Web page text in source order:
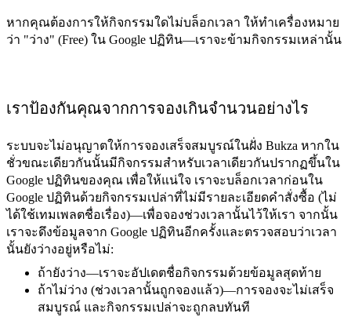
หากคุณต้องการให้กิจกรรมใดไม่บล็อกเวลา ให้ทำเครื่องหมาย
ว่า "ว่าง" (Free) ใน Google ปฏิทิน—เราจะข้ามกิจกรรมเหล่านั้น
เราป้องกันคุณจากการจองเกินจำนวนอย่างไร
ระบบจะไม่อนุญาตให้การจองเสร็จสมบูรณ์ในฝั่ง Bukza หากใน
ชั่วขณะเดียวกันนั้นมีกิจกรรมสำหรับเวลาเดียวกันปรากฏขึ้นใน
Google ปฏิทินของคุณ เพื่อให้แน่ใจ เราจะบล็อกเวลาก่อนใน
Google ปฏิทินด้วยกิจกรรมเปล่าที่ไม่มีรายละเอียดคำสั่งซื้อ (ไม่
ได้ใช้เทมเพลตชื่อเรื่อง)—เพื่อจองช่วงเวลานั้นไว้ให้เรา จากนั้น
เราจะดึงข้อมูลจาก Google ปฏิทินอีกครั้งและตรวจสอบว่าเวลา
นั้นยังว่างอยู่หรือไม่:
ถ้ายังว่าง—เราจะอัปเดตชื่อกิจกรรมด้วยข้อมูลสุดท้าย
ถ้าไม่ว่าง (ช่วงเวลานั้นถูกจองแล้ว)—การจองจะไม่เสร็จ
สมบูรณ์ และกิจกรรมเปล่าจะถูกลบทันที